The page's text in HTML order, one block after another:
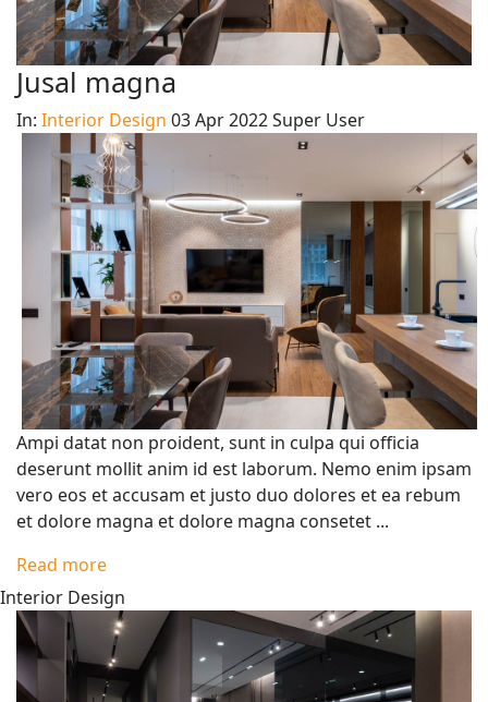
Jusal magna
In: Interior Design 03 Apr 2022Super User
Ampi datat non proident, sunt in culpa qui officia
deserunt mollit anim id est laborum. Nemo enim ipsam
vero eos et accusam et justo duo dolores et ea rebum
et dolore magna et dolore magna consetet ...
Read more
Interior Design